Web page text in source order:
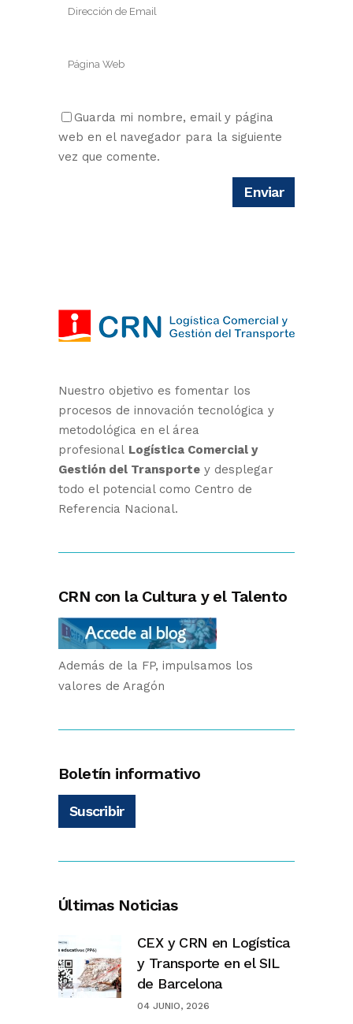
Guarda mi nombre, email y página
web en el navegador para la siguiente
vez que comente.
Nuestro objetivo es fomentar los
procesos de innovación tecnológica y
metodológica en el área
profesional Logística Comercial y
Gestión del Transporte y desplegar
todo el potencial como Centro de
Referencia Nacional.
CRN con la Cultura y el Talento
Además de la FP, impulsamos los
valores de Aragón
Boletín informativo
Suscribir
Últimas Noticias
CEX y CRN en Logística
y Transporte en el SIL
de Barcelona
04 JUNIO, 2026